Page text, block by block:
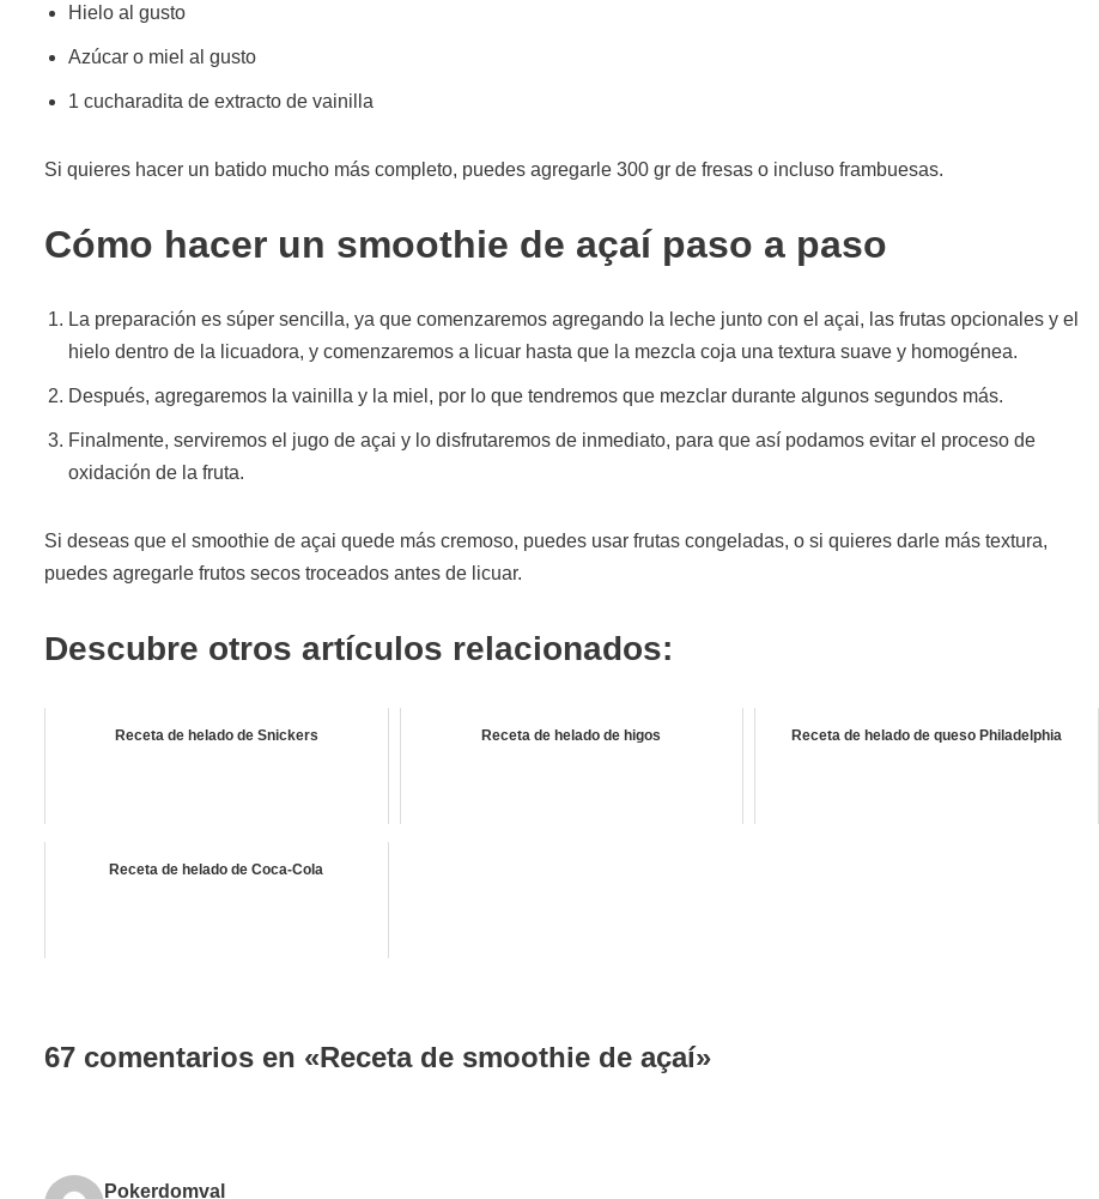
Hielo al gusto
Azúcar o miel al gusto
1 cucharadita de extracto de vainilla
Si quieres hacer un batido mucho más completo, puedes agregarle 300 gr de fresas o incluso frambuesas.
Cómo hacer un smoothie de açaí paso a paso
La preparación es súper sencilla, ya que comenzaremos agregando la leche junto con el açai, las frutas opcionales y el
hielo dentro de la licuadora, y comenzaremos a licuar hasta que la mezcla coja una textura suave y homogénea.
Después, agregaremos la vainilla y la miel, por lo que tendremos que mezclar durante algunos segundos más.
Finalmente, serviremos el jugo de açai y lo disfrutaremos de inmediato, para que así podamos evitar el proceso de
oxidación de la fruta.
Si deseas que el smoothie de açai quede más cremoso, puedes usar frutas congeladas, o si quieres darle más textura,
puedes agregarle frutos secos troceados antes de licuar.
Descubre otros artículos relacionados:
Receta de helado de Snickers Receta de helado de higos Receta de helado de queso Philadelphia
Receta de helado de Coca-Cola
67 comentarios en «Receta de smoothie de açaí»
Pokerdomval